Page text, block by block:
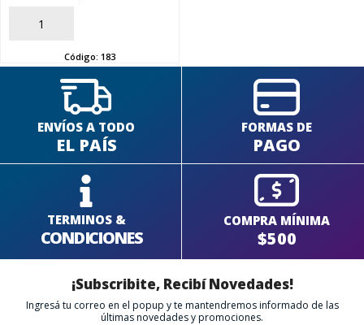
AÑADIR
Código: 183
ENVÍOS A TODO
EL PAÍS
FORMAS DE
PAGO
TERMINOS &
CONDICIONES
COMPRA MÍNIMA
$500
¡Subscribite, Recibí Novedades!
Ingresá tu correo en el popup y te mantendremos informado de las
últimas novedades y promociones.